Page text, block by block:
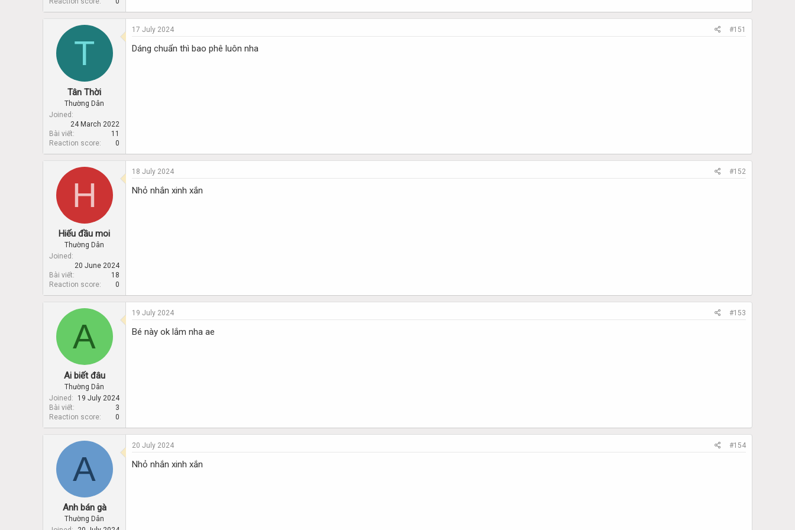
T
Tân Thời
Thường Dân
Joined
24 March 2022
Bài viết
11
Reaction score
0
17 July 2024 #151
Dáng chuẩn thì bao phê luôn nha
H
Hiếu đầu moi
Thường Dân
Joined
20 June 2024
Bài viết
18
Reaction score
0
18 July 2024 #152
Nhỏ nhắn xinh xắn
A
Ai biết đâu
Thường Dân
Joined
19 July 2024
Bài viết
3
Reaction score
0
19 July 2024 #153
Bé này ok lắm nha ae
A
Anh bán gà
Thường Dân
20 July 2024 #154
Nhỏ nhắn xinh xắn